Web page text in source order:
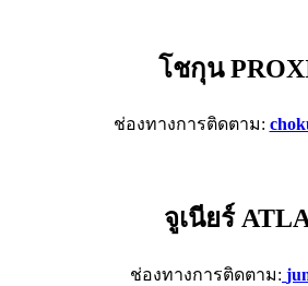
โชกุน
ช่องทางการติดตาม:
จูเนียร์
ช่องทางการติดตาม: